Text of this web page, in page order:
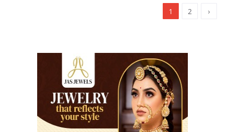
1 2 ›